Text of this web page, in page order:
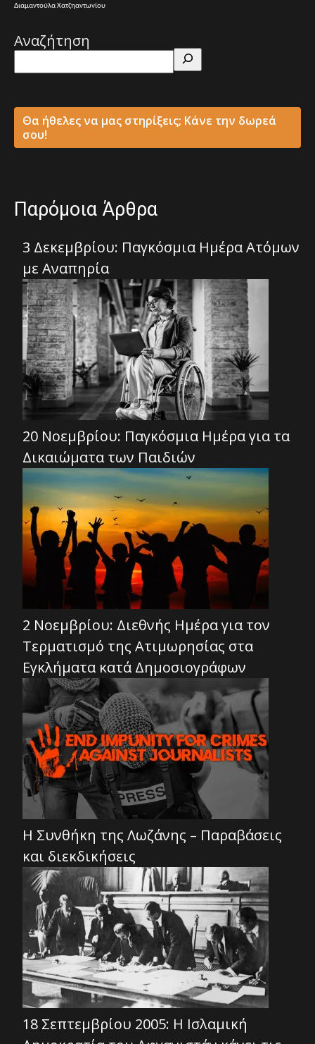
Διαμαντούλα Χατζηαντωνίου
Αναζήτηση
Θα ήθελες να μας στηρίξεις; Κάνε την δωρεά
σου!
Παρόμοια Άρθρα
3 Δεκεμβρίου: Παγκόσμια Ημέρα Ατόμων
με Αναπηρία
20 Νοεμβρίου: Παγκόσμια Ημέρα για τα
Δικαιώματα των Παιδιών
2 Νοεμβρίου: Διεθνής Ημέρα για τον
Τερματισμό της Ατιμωρησίας στα
Εγκλήματα κατά Δημοσιογράφων
Η Συνθήκη της Λωζάνης – Παραβάσεις
και διεκδικήσεις
18 Σεπτεμβρίου 2005: Η Ισλαμική